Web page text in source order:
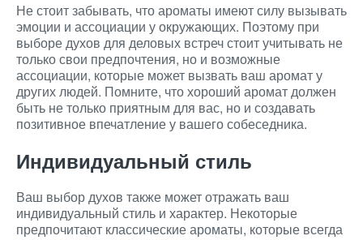
Не стоит забывать, что ароматы имеют силу вызывать
эмоции и ассоциации у окружающих. Поэтому при
выборе духов для деловых встреч стоит учитывать не
только свои предпочтения, но и возможные
ассоциации, которые может вызвать ваш аромат у
других людей. Помните, что хороший аромат должен
быть не только приятным для вас, но и создавать
позитивное впечатление у вашего собеседника.
Индивидуальный стиль
Ваш выбор духов также может отражать ваш
индивидуальный стиль и характер. Некоторые
предпочитают классические ароматы, которые всегда